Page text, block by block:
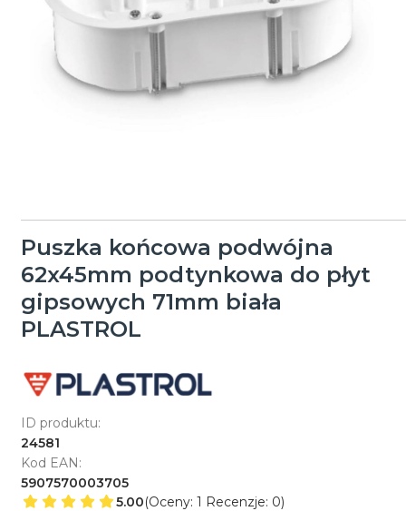
Puszka końcowa podwójna
62x45mm podtynkowa do płyt
gipsowych 71mm biała
PLASTROL
ID produktu:
24581
Kod EAN:
5907570003705
5.00(Oceny: 1 Recenzje: 0)